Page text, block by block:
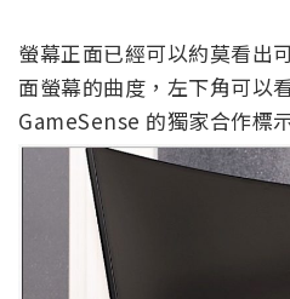
螢幕正面已經可以約莫看出
面螢幕的曲度，左下角可以
GameSense 的獨家合作標